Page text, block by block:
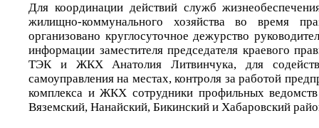
Для координации действий служб
жилищно-коммунального хозяйства во время
организовано круглосуточное дежурство
информации заместителя председателя краевого
ТЭК и ЖКХ Анатолия Литвинчука, для
самоуправления на местах, контроля за работой
комплекса и ЖКХ сотрудники профильных
Вяземский, Нанайский, Бикинский и Хабаровский